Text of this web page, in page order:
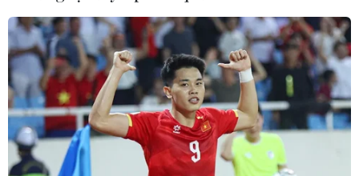
Những mặt hàng nông sản được trồng từ chính những người
dân nơi đây. (Ảnh: Minh Quyết/TTXVN)